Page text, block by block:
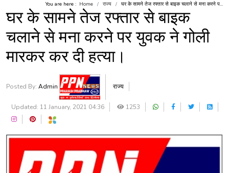
You are here : Home राज्य घर के सामने तेज रफ्तार से बाइक चलाने से मना करने प...
घर के सामने तेज रफ्तार से बाइक
चलाने से मना करने पर युवक ने गोली
मारकर कर दी हत्या।
Posted By: Admin राज्य
Updated: 11 January, 2021 04:36 1253